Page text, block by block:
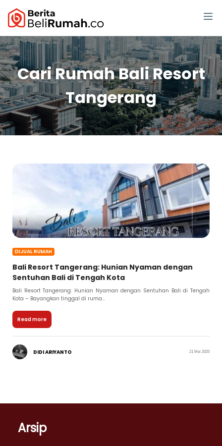
Cari Rumah Bali Resort
Tangerang
DIJUAL RUMAH
Bali Resort Tangerang: Hunian Nyaman dengan
Sentuhan Bali di Tengah Kota
Bali Resort Tangerang: Hunian Nyaman dengan Sentuhan Bali di Tengah
Kota – Bayangkan tinggal di ruma...
Read more
DIDI ARIYANTO 21 Mei 2025
Arsip